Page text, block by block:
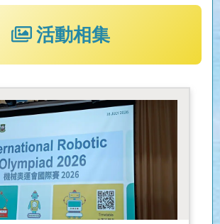
代表香港勇奪機械奧運會歷屆最佳
期 中四級
活動相集